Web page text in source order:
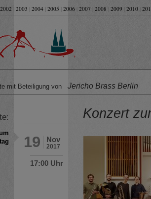
2002 2003 2004 2005 2006 2007 2008 2009 2010
mit Beteiligung von Jericho Brass Berlin
Konzert
Nov
2017
19
17:00 Uhr